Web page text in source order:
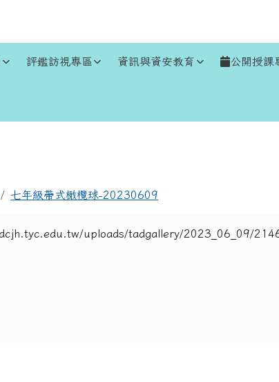
評鑑訪視專區 資訊與資安教育 公開授課
七年級帶式橄欖球-20230609